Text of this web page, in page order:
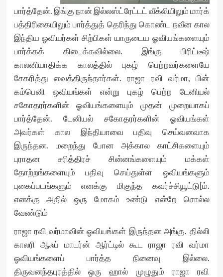
பார்த்தேன். இங்கு நான் இல்லஸ்ட்ரேட்டட் வீக்லியிலும் மார்க்
பத்திரிகையிலும் பார்த்துத் தெரிந்து கொண்ட நவீன கால
இந்திய ஓவியர்கள் சிற்பிகள் யாருடைய ஓவியங்களையும்
பார்க்கக் கிடைக்கவில்லை. இங்கு பிரிட்டீஷ்
காலனியாதிக்க காலத்தில் புகழ் பெற்றவர்களையே
சேகரித்து வைத்திருந்தார்கள். ராஜா ரவி வர்மா, பின்
கம்பெனி ஒவியங்கள் என்று புகழ் பெற்ற டேனியல்
சகோதரர்களின் ஓவியங்களையும் முதன் முறையாகப்
பார்த்தேன். டேனியல் சகோதரர்களின் ஓவியங்கள்
அவர்கள் கால இந்தியாவை பதிவு செய்வனவாக
இருந்தன. மறைந்து போன அக்கால காட்சிகளையும்
புராதன சரித்திரச் சின்னங்களையும் மக்கள்
தோற்றங்களையும் பதிவு செய்துள்ள ஓவியங்களும்
புகைப்படங்களும் எனக்கு மிகுந்த கவர்ச்சியூட்டு[ம்.
எனக்கு அதில் ஒரு மோகம் உண்டு என்றே சொல்ல
வேண்டும்
ராஜா ரவி வர்மாவின் ஓவியங்கள் இருந்தன அங்கு. தில்லி
காலரி ஆஃப் மாடர்ன் ஆர்ட்டில் கூட ராஜா ரவி வர்மா
ஓவியங்களைப் பார்த்த நினைவு இல்லை.
திருவனந்தபுரத்தில் ஒரு ஹால் முழுதும் ராஜா ரவி